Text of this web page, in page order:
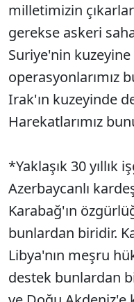
milletimizin
gerekse askeri
Suriye'nin
operasyonlarımız
Irak'ın kuzeyinde
Harekatlarımız
*Yaklaşık 30 yıllık
Azerbaycanlı
Karabağ'ın
bunlardan biridir.
Libya'nın meşru
destek bunlardan